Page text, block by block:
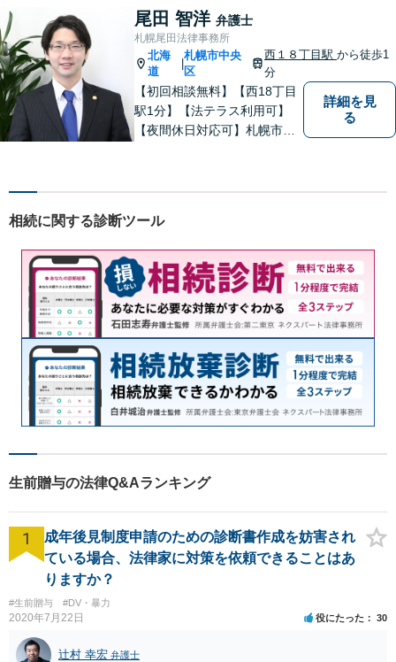
尾田 智洋 弁護士
札幌尾田法律事務所
北海
道
|
札幌市中央
区
西１８丁目駅から徒歩1
分
【初回相談無料】【西18丁目
駅1分】【法テラス利用可】
【夜間休日対応可】札幌市中
不動産問題・交通事故です。
様の法律問題に真摯に対応し
ます。ぜひ一度ご相談くださ
い。
詳細を見
る
相続に関する診断ツール
生前贈与の法律Q&Aランキング
1
成年後見制度申請のための診断書作成を妨害され
ている場合、法律家に対策を依頼できることはあ
りますか？
#生前贈与 #DV・暴力
2020年7月22日 役にたった 30
辻村 幸宏 弁護士